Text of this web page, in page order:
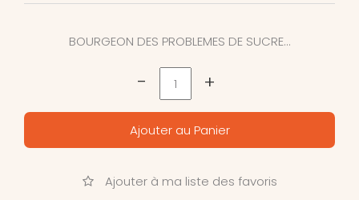
BOURGEON DES PROBLEMES DE SUCRE...
- +
Ajouter au Panier
Ajouter à ma liste des favoris